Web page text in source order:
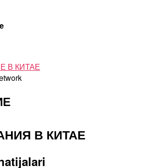
В КИТАЕ
В КИТАЕ